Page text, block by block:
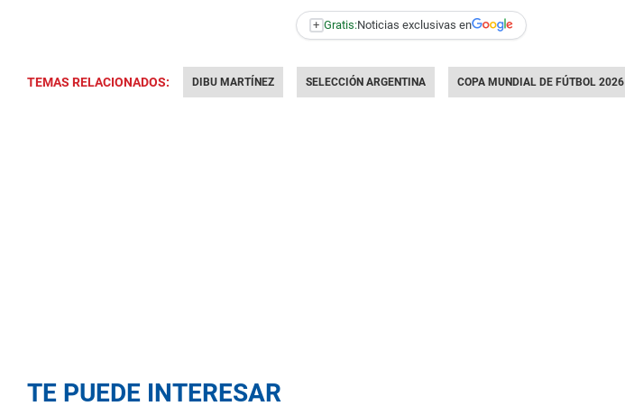
+ Gratis:Noticias exclusivas en
TEMAS RELACIONADOS: DIBU MARTÍNEZ SELECCIÓN ARGENTINA COPA MUNDIAL DE FÚTBOL 2026
TE PUEDE INTERESAR